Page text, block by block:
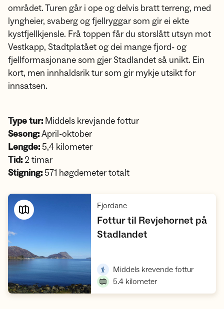
området. Turen går i ope og delvis bratt terreng, med
lyngheier, svaberg og fjellryggar som gir ei ekte
kystfjellkjensle. Frå toppen får du storslått utsyn mot
Vestkapp, Stadtplatået og dei mange fjord- og
fjellformasjonane som gjer Stadlandet så unikt. Ein
kort, men innhaldsrik tur som gir mykje utsikt for
innsatsen.
Type tur: Middels krevjande fottur
Sesong:April-oktober
Lengde: 5,4 kilometer
Tid:2 timar
Stigning: 571 høgdemeter totalt
Fjordane,
Fottur til Revjehornet på
Stadlandet
Middels krevende fottur,
5.4 kilometer